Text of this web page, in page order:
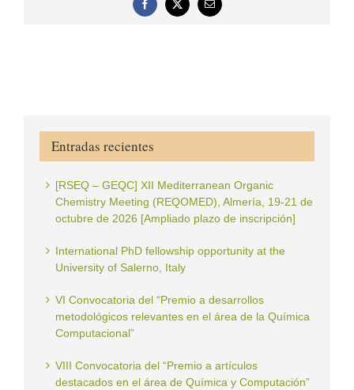
Facebook
X
Correo
electrónico
Entradas recientes
[RSEQ – GEQC] XII Mediterranean Organic
Chemistry Meeting (REQOMED), Almería, 19-21 de
octubre de 2026 [Ampliado plazo de inscripción]
International PhD fellowship opportunity at the
University of Salerno, Italy
VI Convocatoria del “Premio a desarrollos
metodológicos relevantes en el área de la Química
Computacional”
VIII Convocatoria del “Premio a artículos
destacados en el área de Química y Computación”